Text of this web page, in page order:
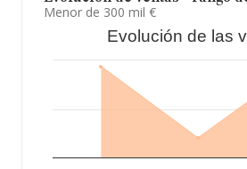
Menor de 300 mil €
Evolución de las